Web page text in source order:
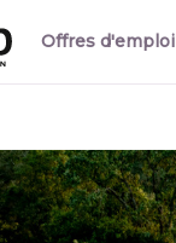
Offres d'emploi